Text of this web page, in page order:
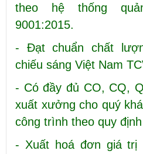
theo hệ thống
9001:2015.
- Đạt chuẩn chất
chiếu sáng Việt Nam
- Có đầy đủ CO, CQ,
xuất xưởng cho quý
công trình theo quy
- Xuất hoá đơn giá trị